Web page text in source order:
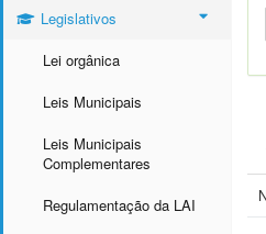
Legislativos
Lei orgânica
Leis Municipais
Leis Municipais
Complementares
Regulamentação da LAI